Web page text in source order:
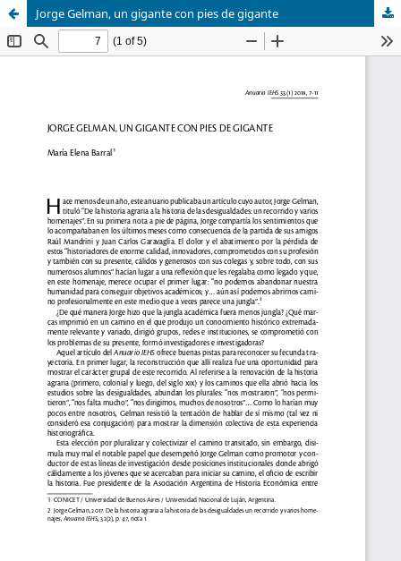
Jorge Gelman, un gigante con pies de gigante